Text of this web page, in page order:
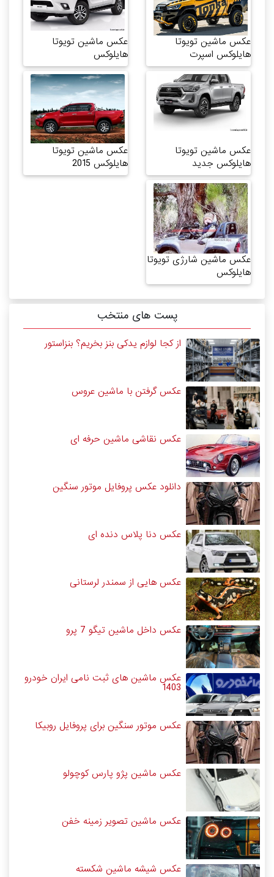
عکس ماشین تویوتا
هایلوکس اسپرت
عکس ماشین تویوتا
هایلوکس
عکس ماشین تویوتا
هایلوکس جدید
عکس ماشین تویوتا
هایلوکس 2015
عکس ماشین شارژی تویوتا
هایلوکس
پست های منتخب
از کجا لوازم یدکی بنز بخریم؟ بنزاستور
عکس گرفتن با ماشین عروس
عکس نقاشی ماشین حرفه ای
دانلود عکس پروفایل موتور سنگین
عکس دنا پلاس دنده ای
عکس هایی از سمندر لرستانی
عکس داخل ماشین تیگو 7 پرو
عکس ماشین های ثبت نامی ایران خودرو
1403
عکس موتور سنگین برای پروفایل روبیکا
عکس ماشین پژو پارس کوچولو
عکس ماشین تصویر زمینه خفن
عکس شیشه ماشین شکسته